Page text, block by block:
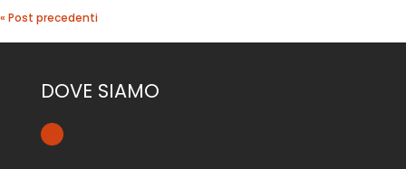
« Post precedenti
DOVE SIAMO